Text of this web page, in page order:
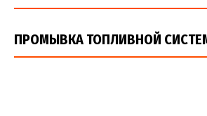
ПРОМЫВКА ТОПЛИВНОЙ